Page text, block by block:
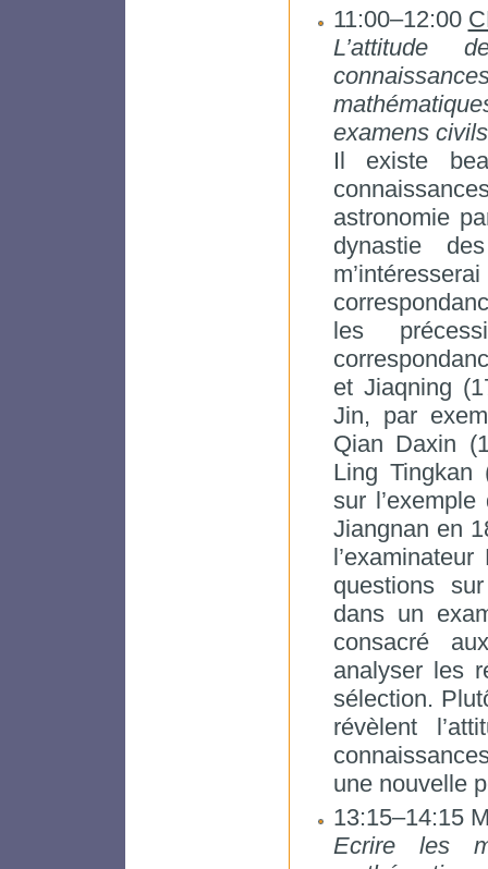
11:00–12:00
L’attitude
examens
Il existe
astronomie
dynastie
les
et Jiaqning
Jin, par
Qian Daxin
Ling Tingkan
sur
Jiangnan en
questions
dans un
consacré
analyser les
sélection.
révèlent
une nouvelle
13:15–14:15
Ecrire les